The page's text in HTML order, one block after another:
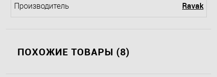
Производитель Ravak
ПОХОЖИЕ ТОВАРЫ (8)